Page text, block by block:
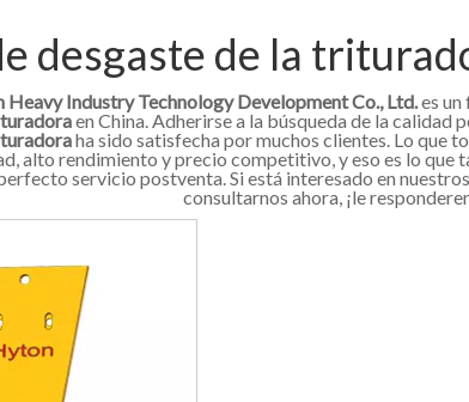
desgaste de la
Heavy Industry Technology Development Co., Ltd.es un
en China. Adherirse a la búsqueda de la calidad
ha sido satisfecha por muchos clientes. Lo que
alto rendimiento y precio competitivo, y eso es lo que
servicio postventa. Si está interesado en
consultarnos ahora, ¡le